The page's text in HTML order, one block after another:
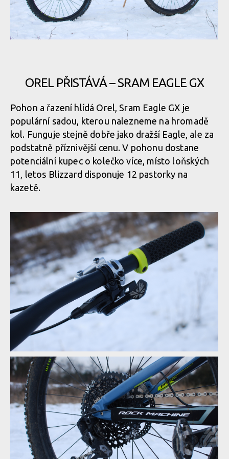
Rock Machine BLIZZARD 90-27
Rock Machine BLIZZARD 90-27
Rock Machine BLIZZARD 90-27
Rock Machine BLIZZARD 90-27 - šrouby na montáž košíku
Rock Machine BLIZZARD 90-27 - šrouby na montáž košíku
Rock Machine BLIZZARD 90-27 - šrouby na montáž košíku
Rock Machine BLIZZARD 90-27 - šrouby na montáž košíku
Rock Machine BLIZZARD 90-27 - šrouby na montáž košíku
Rock Machine BLIZZARD 90-27 - šrouby na montáž košíku
Rock Machine BLIZZARD 90-27 - šrouby na montáž košíku
Rock Machine BLIZZARD 90-27 - šrouby na montáž košíku
Rock Machine BLIZZARD 90-27
Rock Machine BLIZZARD 90-27
Rock Machine BLIZZARD 90-27
Rock Machine BLIZZARD 90-27
Rock Machine BLIZZARD 90-27
Rock Machine BLIZZARD 90-27
Rock Machine BLIZZARD 90-27
Rock Machine BLIZZARD 90-27
Rock Machine BLIZZARD 90-27
Rock Machine BLIZZARD 90-27
OREL PŘISTÁVÁ – SRAM EAGLE GX
Pohon a řazení hlídá Orel, Sram Eagle GX je
populární sadou, kterou nalezneme na hromadě
kol. Funguje stejně dobře jako dražší Eagle, ale za
podstatně příznivější cenu. V pohonu dostane
potenciální kupec o kolečko více, místo loňských
11, letos Blizzard disponuje 12 pastorky na
kazetě.
Rock Machine BLIZZARD 90-27 - SRAM Eagle GX - 12 převodů
Rock Machine BLIZZARD 90-27 - SRAM Eagle GX - 12 převodů
Rock Machine BLIZZARD 90-27 - SRAM Eagle GX - 12 převodů